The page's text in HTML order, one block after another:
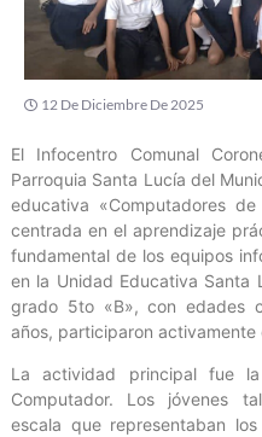
12 De Diciembre De 2025
El Infocentro Comunal
Parroquia Santa Lucía del
educativa «Computadores
centrada en el aprendizaje
fundamental de los equipos
en la Unidad Educativa Santa
grado 5to «B», con edades
años, participaron activamente
La actividad principal fue
Computador. Los jóvenes
escala que representaban